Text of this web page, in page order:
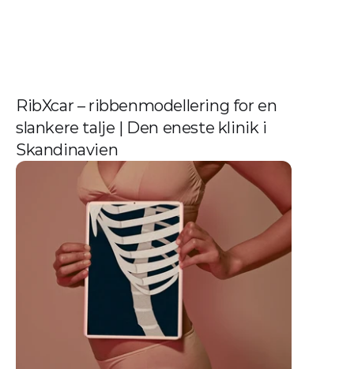
RibXcar – ribbenmodellering for en
slankere talje | Den eneste klinik i
Skandinavien